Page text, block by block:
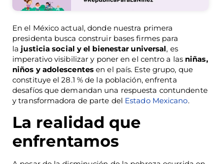
En el México actual, donde nuestra primera
presidenta busca construir bases firmes para
la justicia social y el bienestar universal, es
imperativo visibilizar y poner en el centro a las niñas,
niños y adolescentes en el país. Este grupo, que
constituye el 28.1 % de la población, enfrenta
desafíos que demandan una respuesta contundente
y transformadora de parte del Estado Mexicano.
La realidad que
enfrentamos